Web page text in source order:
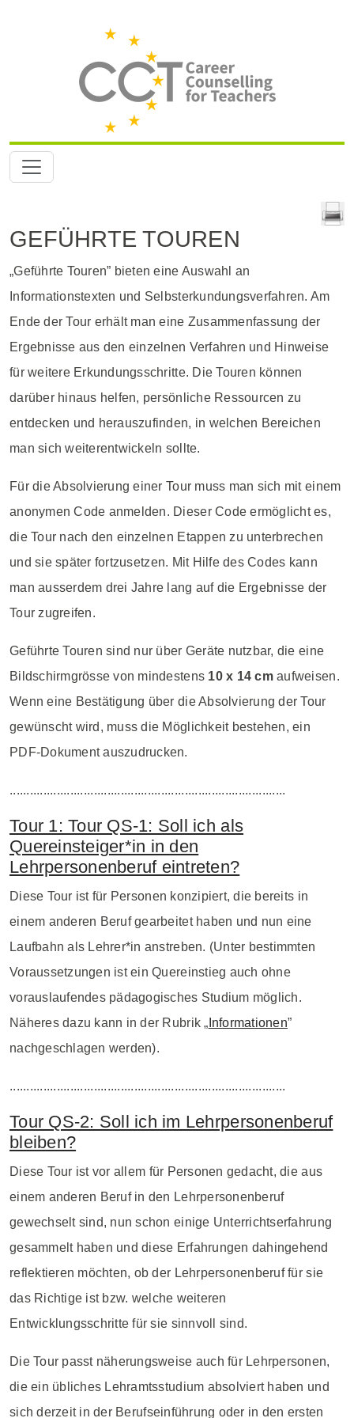
GEFÜHRTE TOUREN
„Geführte Touren” bieten eine Auswahl an
Informationstexten und Selbsterkundungsverfahren. Am
Ende der Tour erhält man eine Zusammenfassung der
Ergebnisse aus den einzelnen Verfahren und Hinweise
für weitere Erkundungsschritte. Die Touren können
darüber hinaus helfen, persönliche Ressourcen zu
entdecken und herauszufinden, in welchen Bereichen
man sich weiterentwickeln sollte.
Für die Absolvierung einer Tour muss man sich mit einem
anonymen Code anmelden. Dieser Code ermöglicht es,
die Tour nach den einzelnen Etappen zu unterbrechen
und sie später fortzusetzen. Mit Hilfe des Codes kann
man ausserdem drei Jahre lang auf die Ergebnisse der
Tour zugreifen.
Geführte Touren sind nur über Geräte nutzbar, die eine
Bildschirmgrösse von mindestens 10 x 14 cmaufweisen.
Wenn eine Bestätigung über die Absolvierung der Tour
gewünscht wird, muss die Möglichkeit bestehen, ein
PDF-Dokument auszudrucken.
..................................................................................
Tour 1: Tour QS-1: Soll ich als
Quereinsteiger*in in den
Lehrpersonenberuf eintreten?
Diese Tour ist für Personen konzipiert, die bereits in
einem anderen Beruf gearbeitet haben und nun eine
Laufbahn als Lehrer*in anstreben. (Unter bestimmten
Voraussetzungen ist ein Quereinstieg auch ohne
vorauslaufendes pädagogisches Studium möglich.
Näheres dazu kann in der Rubrik „ Informationen”
nachgeschlagen werden).
..................................................................................
Tour QS-2: Soll ich im Lehrpersonenberuf
bleiben?
Diese Tour ist vor allem für Personen gedacht, die aus
einem anderen Beruf in den Lehrpersonenberuf
gewechselt sind, nun schon einige Unterrichtserfahrung
gesammelt haben und diese Erfahrungen dahingehend
reflektieren möchten, ob der Lehrpersonenberuf für sie
das Richtige ist bzw. welche weiteren
Entwicklungsschritte für sie sinnvoll sind.
Die Tour passt näherungsweise auch für Lehrpersonen,
die ein übliches Lehramtsstudium absolviert haben und
sich derzeit in der Berufseinführung oder in den ersten